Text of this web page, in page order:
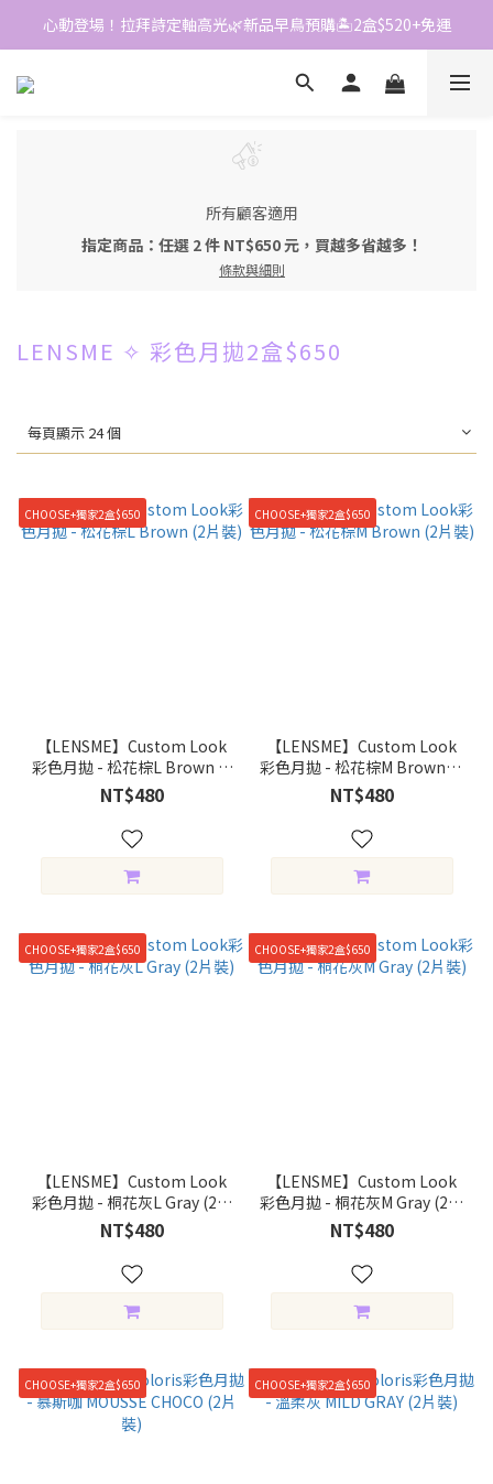
📱加入官方LINE｜領$50折價券
心動登場！拉拜詩定軸高光🌿新品早鳥預購🏝️2盒$520+免運
📱加入官方LINE｜領$50折價券
所有顧客適用
指定商品：任選 2 件 NT$650 元，買越多省越多！
條款與細則
LENSME ✧ 彩色月拋2盒$650
每頁顯示 24 個
CHOOSE+獨家2盒$650
【LENSME】Custom Look
彩色月拋 - 松花棕L Brown (2
片裝)
NT$480
CHOOSE+獨家2盒$650
【LENSME】Custom Look
彩色月拋 - 松花棕M Brown (2
片裝)
NT$480
CHOOSE+獨家2盒$650
【LENSME】Custom Look
彩色月拋 - 桐花灰L Gray (2片
裝)
NT$480
CHOOSE+獨家2盒$650
【LENSME】Custom Look
彩色月拋 - 桐花灰M Gray (2片
裝)
NT$480
CHOOSE+獨家2盒$650 CHOOSE+獨家2盒$650